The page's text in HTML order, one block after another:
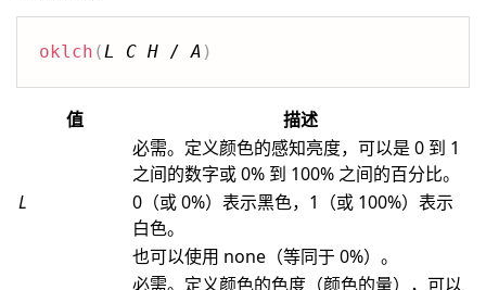
oklch (L C H / A )
值 描述
L
必需。定义颜色的感知亮度，可以是 0 到 1
之间的数字或 0% 到 100% 之间的百分比。
0（或 0%）表示黑色，1（或 100%）表示
白色。
也可以使用 none（等同于 0%）。
必需。定义颜色的色度（颜色的量），可以